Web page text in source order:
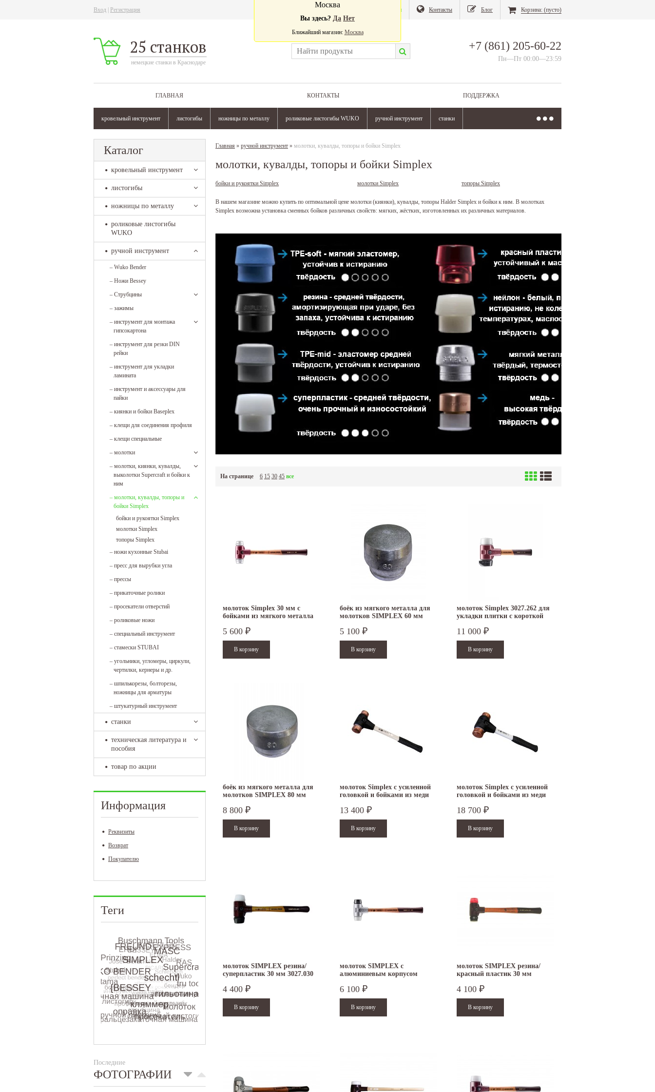
Вход Регистрация Магазин Контакты Блог Корзина: (пусто)
25 станков
немецкие станки в Краснодаре
+7 (861) 205-60-22
Пн—Пт 00:00—23:59
ГЛАВНАЯ КОНТАКТЫ ПОДДЕРЖКА
кровельный инструмент листогибы ножницы по металлу роликовые листогибы WUKO ручной инструмент станки
Москва
Вы здесь? Да Нет
Ближайший магазин: Москва
Каталог
кровельный инструмент
листогибы
ножницы по металлу
роликовые листогибы
WUKO
ручной инструмент
– Wuko Bender
– Ножи Bessey
– Струбцины
– зажимы
– инструмент для монтажа
гипсокартона
– инструмент для резки DIN
рейки
– инструмент для укладки
ламината
– инструмент и аксессуары для
пайки
– киянки и бойки Baseplex
– клещи для соединения профиля
– клещи специальные
– молотки
– молотки, киянки, кувалды,
выколотки Supercraft и бойки к
ним
– молотки, кувалды, топоры и
бойки Simplex
бойки и рукоятки Simplex
молотки Simplex
топоры Simplex
– ножи кухонные Stubai
– пресс для вырубки угла
– прессы
– прикаточные ролики
– просекатели отверстий
– роликовые ножи
– специальный инструмент
– стамески STUBAI
– угольники, угломеры, циркули,
чертилки, кернеры и др.
– шпилькорезы, болторезы,
ножницы для арматуры
– штукатурный инструмент
станки
техническая литература и
пособия
товар по акции
Информация
Реквизиты
Возврат
Покупателю
Теги
Последние
ФОТОГРАФИИ
Главная » ручной инструмент » молотки, кувалды, топоры и бойки Simplex
молотки, кувалды, топоры и бойки Simplex
бойки и рукоятки Simplex молотки Simplex топоры Simplex
В нашем магазине можно купить по оптимальной цене молотки (киянки), кувалды, топоры Halder Simplex и бойки к ним. В молотках
Simplex возможна установка сменных бойков различных свойств: мягких, жёстких, изготовленных их различных материалов.
На странице 6 15 30 45 все
молоток Simplex 30 мм с
бойками из мягкого металла
5 600 ₽
боёк из мягкого металла для
молотков SIMPLEX 60 мм
5 100 ₽
молоток Simplex 3027.262 для
укладки плитки с короткой
резина StandUp/суперпластик
11 000 ₽
боёк из мягкого металла для
молотков SIMPLEX 80 мм
8 800 ₽
молоток Simplex с усиленной
головкой и бойками из меди
13 400 ₽
молоток Simplex с усиленной
головкой и бойками из меди
18 700 ₽
молоток SIMPLEX резина/
суперпластик 30 мм 3027.030
4 400 ₽
молоток SIMPLEX с
алюминиевым корпусом
3127.030
6 100 ₽
молоток SIMPLEX резина/
красный пластик 30 мм
4 100 ₽